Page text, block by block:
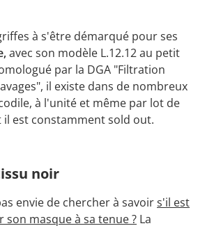
à s'être démarqué pour ses
avec son modèle L.12.12 au petit
par la DGA "Filtration
il existe dans de nombreux
à l'unité et même par lot de
est constamment sold out.
noir
envie de chercher à savoirs'il est
masque à sa tenue ? La